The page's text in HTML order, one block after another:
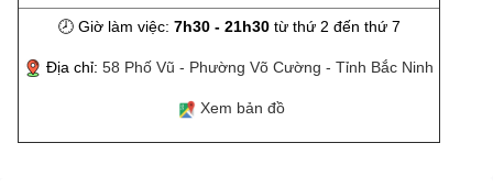
🕗 Giờ làm việc: 7h30 - 21h30từ thứ 2 đến thứ 7
Địa chỉ: 58 Phố Vũ - Phường Võ Cường - Tỉnh Bắc Ninh
Xem bản đồ